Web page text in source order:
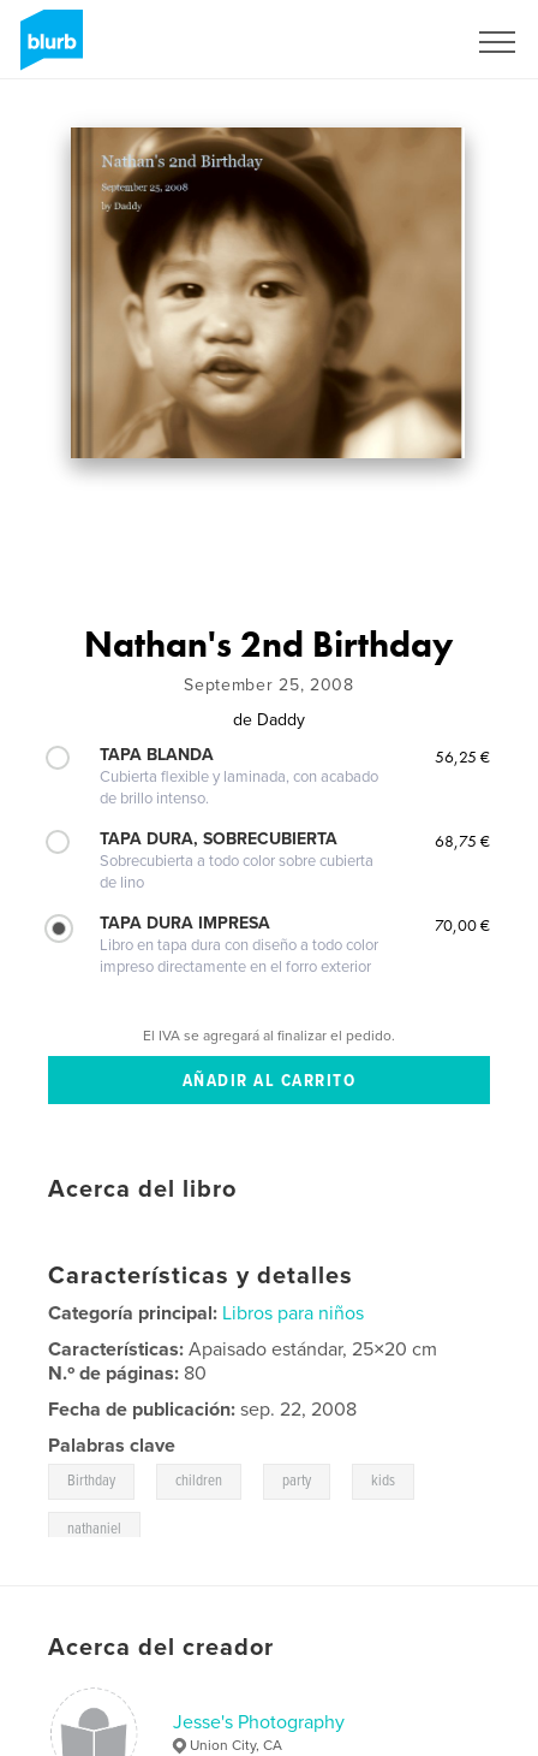
Nathan's 2nd Birthday
September 25, 2008
de Daddy
TAPA BLANDA
Cubierta flexible y laminada, con acabado
de brillo intenso.
56,25 €
TAPA DURA, SOBRECUBIERTA
Sobrecubierta a todo color sobre cubierta
de lino
68,75 €
TAPA DURA IMPRESA
Libro en tapa dura con diseño a todo color
impreso directamente en el forro exterior
70,00 €
El IVA se agregará al finalizar el pedido.
Acerca del libro
Características y detalles
Categoría principal: Libros para niños
Características:Apaisado estándar, 25×20 cm
N.º de páginas: 80
Fecha de publicación: sep. 22, 2008
Palabras clave
Birthday children party kids
nathaniel
Acerca del creador
Jesse's Photography
Union City, CA